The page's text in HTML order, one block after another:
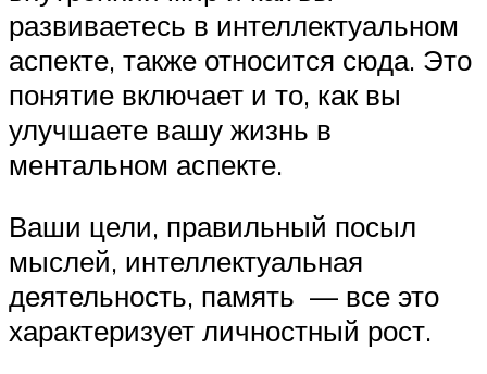
развиваетесь в интеллектуальном
аспекте, также относится сюда. Это
понятие включает и то, как вы
улучшаете вашу жизнь в
ментальном аспекте.
Ваши цели, правильный посыл
мыслей, интеллектуальная
деятельность, память — все это
характеризует личностный рост.